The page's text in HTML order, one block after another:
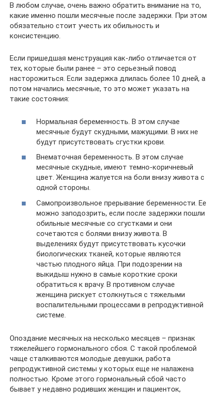
В любом случае, очень важно обратить внимание на то,
какие именно пошли месячные после задержки. При этом
обязательно стоит учесть их обильность и
консистенцию.
Если пришедшая менструация как-либо отличается от
тех, которые были ранее – это серьезный повод
насторожиться. Если задержка длилась более 10 дней, а
потом начались месячные, то это может указать на
такие состояния:
Нормальная беременность. В этом случае
месячные будут скудными, мажущими. В них не
будут присутствовать сгустки крови.
Внематочная беременность. В этом случае
месячные скудные, имеют темно-коричневый
цвет. Женщина жалуется на боли внизу живота с
одной стороны.
Самопроизвольное прерывание беременности. Ее
можно заподозрить, если после задержки пошли
обильные месячные со сгустками и они
сочетаются с болями внизу живота. В
выделениях будут присутствовать кусочки
биологических тканей, которые являются
частью плодного яйца. При подозрении на
выкидыш нужно в самые короткие сроки
обратиться к врачу. В противном случае
женщина рискует столкнуться с тяжелыми
воспалительными процессами в репродуктивной
системе.
Опоздание месячных на несколько месяцев – признак
тяжелейшего гормонального сбоя. С такой проблемой
чаще сталкиваются молодые девушки, работа
репродуктивной системы у которых еще не налажена
полностью. Кроме этого гормональный сбой часто
бывает у недавно родивших женщин и пациенток,